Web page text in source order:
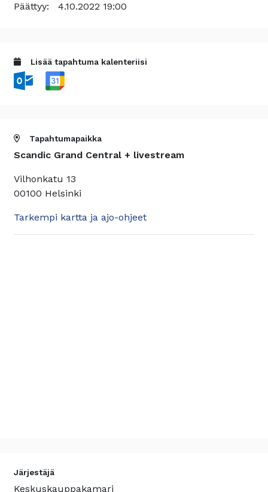
Päättyy: 4.10.2022 19:00
Lisää tapahtuma kalenteriisi
Tapahtumapaikka
Scandic Grand Central + livestream
Vilhonkatu 13
00100 Helsinki
Tarkempi kartta ja ajo-ohjeet
Järjestäjä
Keskuskauppakamari